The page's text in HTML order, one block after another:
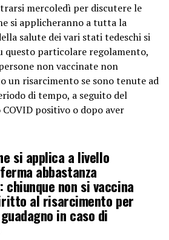
mercoledì per discutere le
si applicheranno a tutta la
salute dei vari stati tedeschi si
questo particolare regolamento,
non vaccinate non
un risarcimento se sono tenute ad
di tempo, a seguito del
positivo o dopo aver
si applica a livello
abbastanza
chiunque non si vaccina
al risarcimento per
in caso di